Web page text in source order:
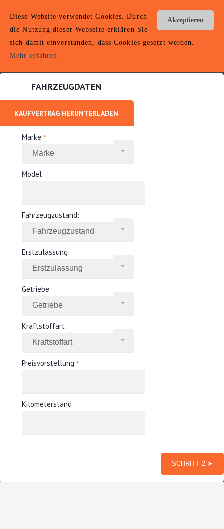
AUTOANKAUF
Toggle
Hotline: 0152 22010036
FAHRZEUGDATEN
KAUFVERTRAG HERUNTERLADEN
Marke *
Model
Fahrzeugzustand:
Erstzulassung:
Getriebe
Kraftstoffart
Preisvorstellung *
Kilometerstand
Akzeptieren
Diese Website verwendet Cookies. Durch
die Nutzung dieser Webseite erklären Sie
sich damit einverstanden, dass Cookies gesetzt werden.
Mehr erfahren